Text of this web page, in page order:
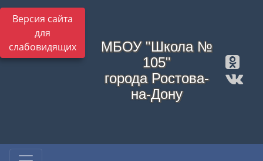
Версия сайта
для
слабовидящих
МБОУ "Школа №
105"
города Ростова-
на-Дону